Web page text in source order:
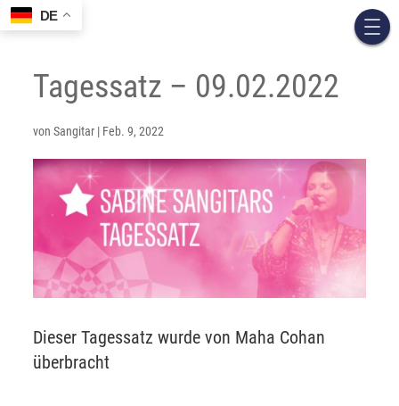
Tagessatz – 09.02.2022
vonSangitar | Feb. 9, 2022
Dieser Tagessatz wurde von Maha Cohan
überbracht
DE